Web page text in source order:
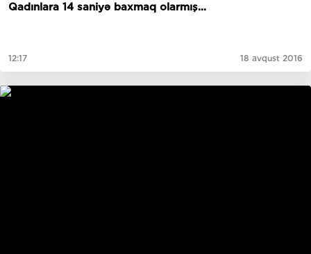
Qadınlara 14 saniyə baxmaq olarmış...
12:17 18 avqust 2016